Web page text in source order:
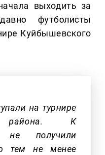
выходить за
футболисты
Куйбышевского
на турнире
района. К
получили
тем не менее